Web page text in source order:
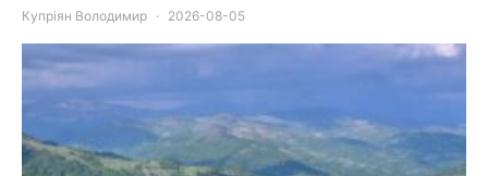
Купріян Володимир 2026-08-05